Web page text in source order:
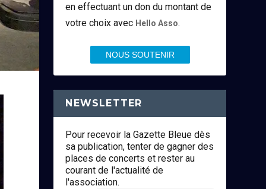
en effectuant un don du montant de
votre choix avec Hello Asso.
NOUS SOUTENIR
NEWSLETTER
Pour recevoir la Gazette Bleue dès
sa publication, tenter de gagner des
places de concerts et rester au
courant de l'actualité de
l'association.